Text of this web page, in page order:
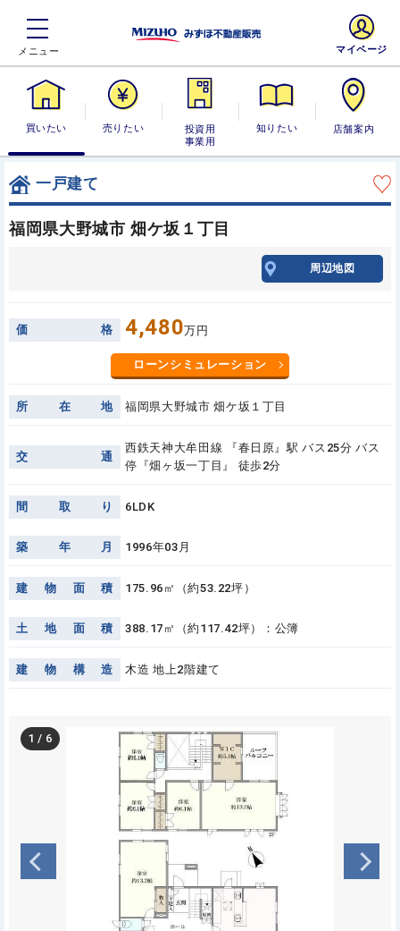
買いたい 売りたい
投資用・事業
用
知りたい 店舗案内
マイページ
一戸建て
福岡県大野城市 畑ケ坂１丁目
周辺地図
価 格 4,480万円
ローンシミュレーション
所 在 地 福岡県大野城市 畑ケ坂１丁目
交 通
西鉄天神大牟田線 『春日原』駅 バス25分 バス
停『畑ヶ坂一丁目』 徒歩2分
間 取 り 6LDK
築 年 月 1996年03月
建 物 面 積 175.96㎡（約53.22坪）
土 地 面 積 388.17㎡（約117.42坪）：公簿
建 物 構 造 木造 地上2階建て
1 / 6